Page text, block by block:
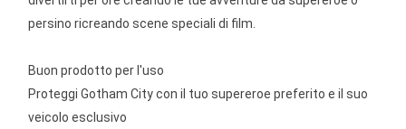
persino ricreando scene speciali di film.
Buon prodotto per l'uso
Proteggi Gotham City con il tuo supereroe preferito e il suo
veicolo esclusivo